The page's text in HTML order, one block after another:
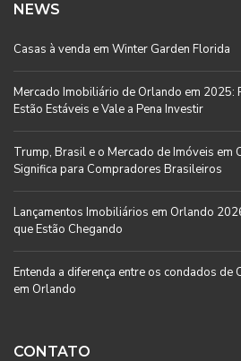
NEWS
Casas à venda em Winter Garden Florida
Mercado Imobiliário de Orlando em 2025:
Estão Estáveis e Vale a Pena Investir
Trump, Brasil e o Mercado de Imóveis em
Significa para Compradores Brasileiros
Lançamentos Imobiliários em Orlando
que Estão Chegando
Entenda a diferença entre os condados de
em Orlando
CONTATO